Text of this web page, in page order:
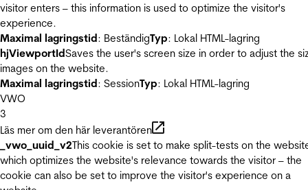
visitor enters – this information is used to optimize the visitor's
experience.
Maximal lagringstid: BeständigTyp: Lokal HTML-lagring
hjViewportIdSaves the user's screen size in order to adjust the
images on the website.
Maximal lagringstid: SessionTyp: Lokal HTML-lagring
VWO
3
Läs mer om den här leverantören
_vwo_uuid_v2This cookie is set to make split-tests on the
which optimizes the website's relevance towards the visitor – the
cookie can also be set to improve the visitor's experience on a